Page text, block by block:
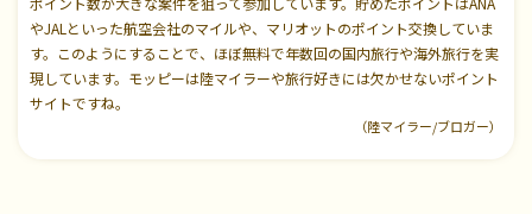
やJALといった航空会社のマイルや、マリオットのポイント交換していま
す。このようにすることで、ほぼ無料で年数回の国内旅行や海外旅行を実
現しています。モッピーは陸マイラーや旅行好きには欠かせないポイント
サイトですね。
（陸マイラー/ブロガー）